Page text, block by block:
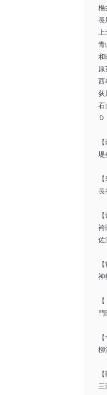
楊
長
青
和
西
荻
石
堤
長
袴
佐
神
柳
三